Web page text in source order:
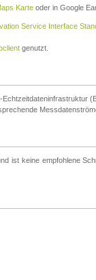
Karte oder in Google
Service Interface
genutzt.
ist keine empfohlene